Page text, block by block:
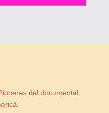
del documental